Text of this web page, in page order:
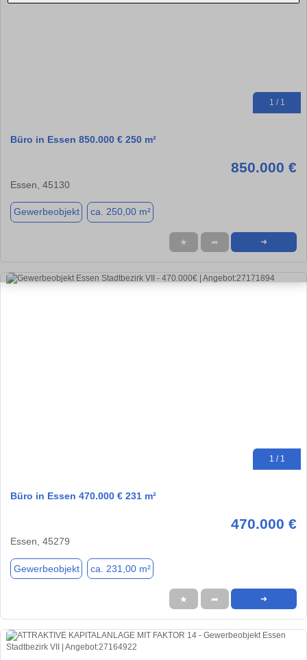
1 / 1
Büro in Essen 850.000 € 250 m²
850.000 €
Essen, 45130
Gewerbeobjekt ca. 250,00 m²
★ ➦ ➜
1 / 1
Büro in Essen 470.000 € 231 m²
470.000 €
Essen, 45279
Gewerbeobjekt ca. 231,00 m²
★ ➦ ➜